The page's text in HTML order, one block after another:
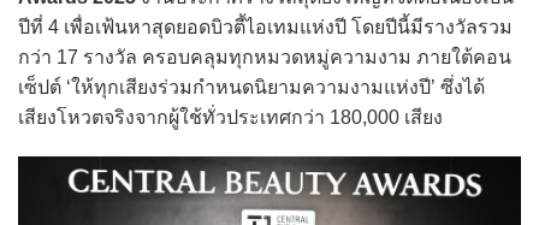
ปีที่ 4 เพื่อเฟ้นหาสุดยอดบิวตี้ไอเทมแห่งปี โดยปีนี้มีรางวัลรวม
กว่า 17 รางวัล ครอบคลุมทุกหมวดหมู่ความงาม ภายใต้คอน
เซ็ปต์ ‘ให้ทุกเสียงร่วมกำหนดนิยามความงามแห่งปี’ ซึ่งได้
เสียงโหวตจริงจากผู้ใช้ทั่วประเทศกว่า 180,000 เสียง